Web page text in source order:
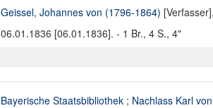
Geissel, Johannes von (1796-1864)
06.01.1836 [06.01.1836]. - 1 Br., 4 S., 4"
Bayerische Staatsbibliothek ; Nachlass Karl